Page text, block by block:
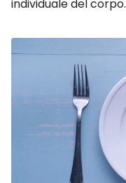
individuale del corpo.